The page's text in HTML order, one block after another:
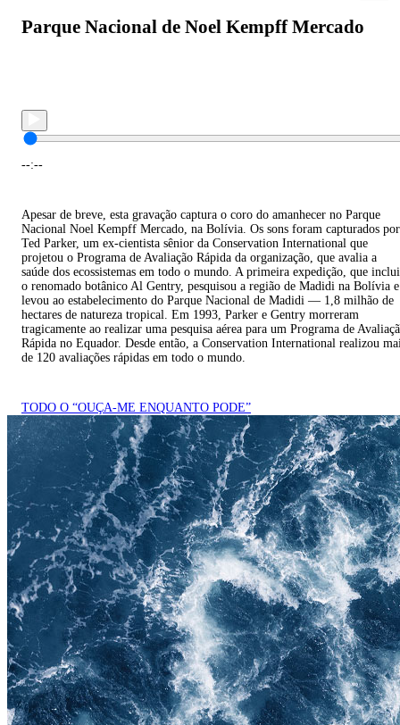
Parque Nacional de Noel Kempff Mercado
--:--
Apesar de breve, esta gravação captura o coro do amanhecer no Parque
Nacional Noel Kempff Mercado, na Bolívia. Os sons foram capturados por
Ted Parker, um ex-cientista sênior da Conservation International que
projetou o Programa de Avaliação Rápida da organização, que avalia a
saúde dos ecossistemas em todo o mundo. A primeira expedição, que
o renomado botânico Al Gentry, pesquisou a região de Madidi na Bolívia e
levou ao estabelecimento do Parque Nacional de Madidi — 1,8 milhão de
hectares de natureza tropical. Em 1993, Parker e Gentry morreram
tragicamente ao realizar uma pesquisa aérea para um Programa de
Rápida no Equador. Desde então, a Conservation International realizou
de 120 avaliações rápidas em todo o mundo.
TODO O “OUÇA-ME ENQUANTO PODE”